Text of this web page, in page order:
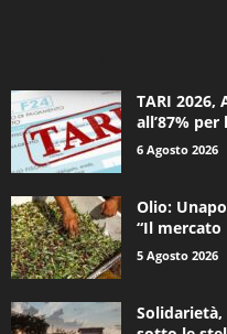
TARI
all’87%
6 Agosto 2026
Olio:
“Il mercato
5 Agosto 2026